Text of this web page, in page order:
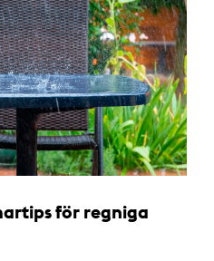
för regniga